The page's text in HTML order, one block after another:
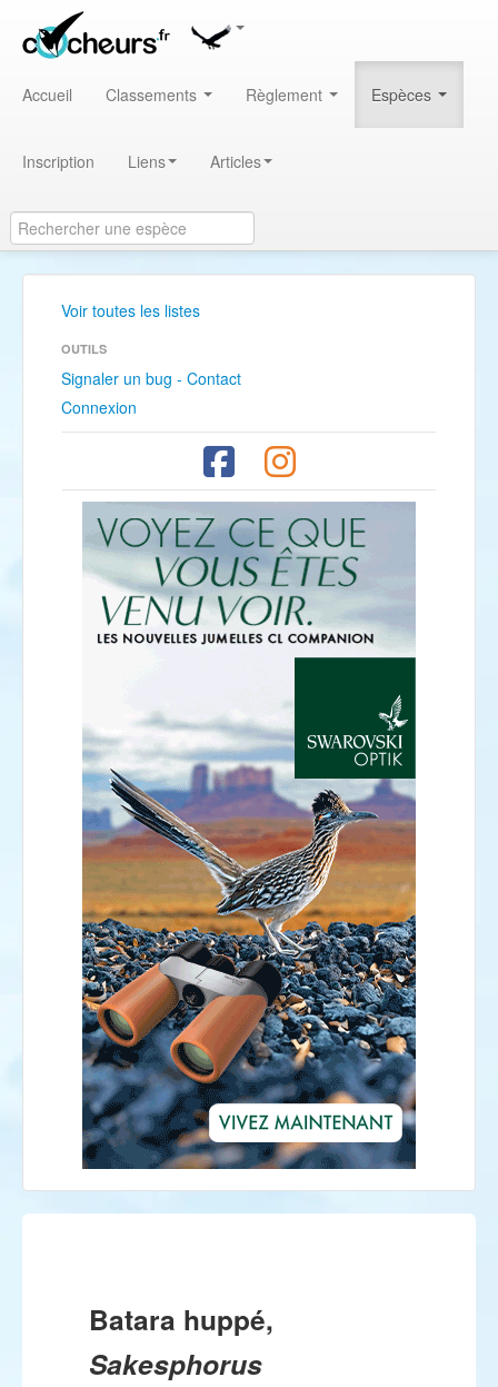
Accueil Classements Règlement Espèces
Inscription Liens Articles
Voir toutes les listes
OUTILS
Signaler un bug - Contact
Connexion
Batara huppé,
Sakesphorus